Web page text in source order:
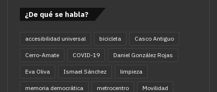
¿De qué se habla?
accesibilidad universal bicicleta Casco Antiguo
Cerro-Amate COVID-19 Daniel González Rojas
Eva Oliva Ismael Sánchez limpieza
memoria democrática metrocentro Movilidad